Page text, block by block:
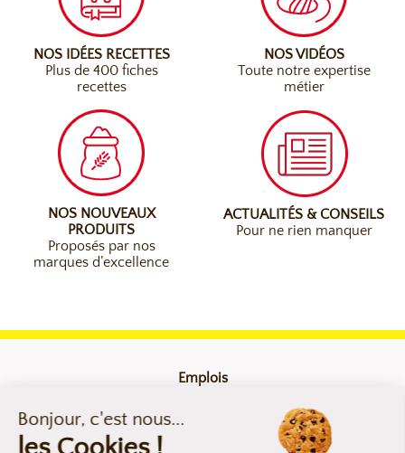
NOS IDÉES RECETTES
Plus de 400 fiches
recettes
NOS VIDÉOS
Toute notre expertise
métier
NOS NOUVEAUX
PRODUITS
Proposés par nos
marques d’excellence
ACTUALITÉS & CONSEILS
Pour ne rien manquer
Emplois